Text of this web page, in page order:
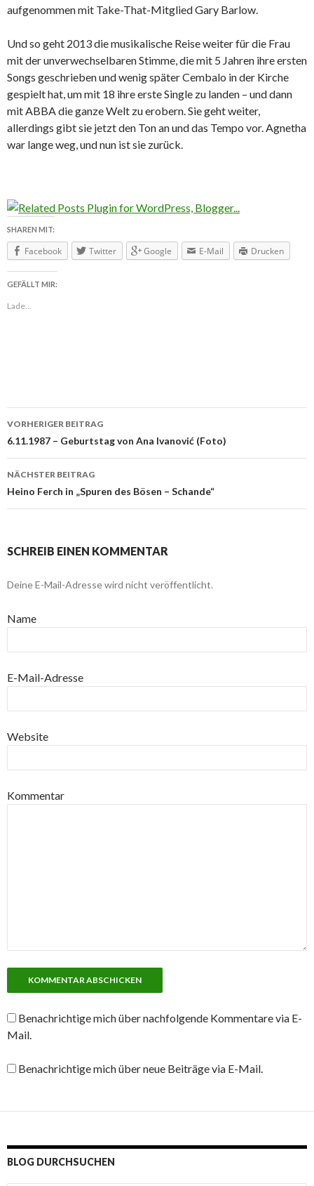
aufgenommen mit Take-That-Mitglied Gary Barlow.
Und so geht 2013 die musikalische Reise weiter für die Frau
mit der unverwechselbaren Stimme, die mit 5 Jahren ihre ersten
Songs geschrieben und wenig später Cembalo in der Kirche
gespielt hat, um mit 18 ihre erste Single zu landen – und dann
mit ABBA die ganze Welt zu erobern. Sie geht weiter,
allerdings gibt sie jetzt den Ton an und das Tempo vor. Agnetha
war lange weg, und nun ist sie zurück.
SHAREN MIT:
Facebook Twitter Google E-Mail Drucken
GEFÄLLT MIR:
Lade...
Beitragsnavigation
VORHERIGER BEITRAG
6.11.1987 – Geburtstag von Ana Ivanović (Foto)
NÄCHSTER BEITRAG
Heino Ferch in „Spuren des Bösen – Schande“
SCHREIB EINEN KOMMENTAR
Deine E-Mail-Adresse wird nicht veröffentlicht.
Name
E-Mail-Adresse
Website
Kommentar
Benachrichtige mich über nachfolgende Kommentare via E-
Mail.
Benachrichtige mich über neue Beiträge via E-Mail.
BLOG DURCHSUCHEN